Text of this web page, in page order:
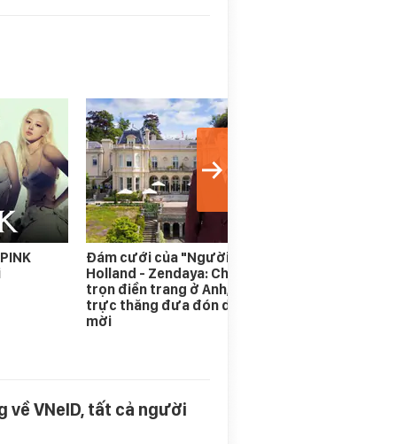
Đám cưới của "Người nhện" Tom
Holland - Zendaya: Chi 18 tỷ bao
trọn điền trang ở Anh, còn dùng
trực thăng đưa đón dàn khách
mời
về VNeID, tất cả người